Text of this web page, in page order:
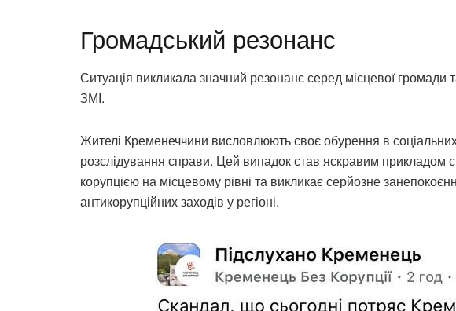
Громадський резонанс
Ситуація викликала значний резонанс серед місцевої громади
ЗМІ.
Жителі Кременеччини висловлюють своє обурення в
розслідування справи. Цей випадок став яскравим прикладом
корупцією на місцевому рівні та викликає серйозне
антикорупційних заходів у регіоні.